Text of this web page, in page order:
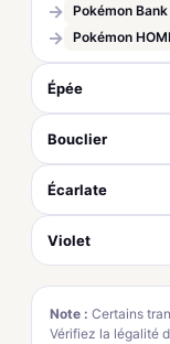
→ Pokémon Bank
→ Pokémon
Épée
Bouclier
Écarlate
Violet
Note : Certains
Vérifiez la légalité